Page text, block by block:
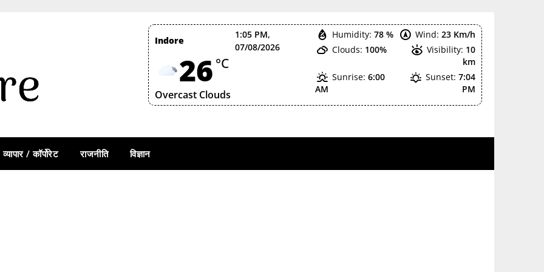
Indore
1:05 PM,
07/08/2026
26 °C
Overcast Clouds
Humidity: 78 % Wind: 23 Km/h
Clouds: 100% Visibility: 10
km
Sunrise: 6:00
AM
Sunset: 7:04
PM
व्यापार / कॉर्पोरेट राजनीति विज्ञान